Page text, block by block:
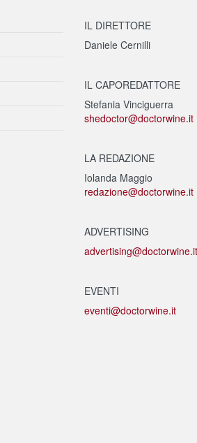
IL DIRETTORE
Daniele Cernilli
IL CAPOREDATTORE
Stefania Vinciguerra
shedoctor@doctorwine.it
LA REDAZIONE
Iolanda Maggio
redazione@doctorwine.it
ADVERTISING
advertising@doctorwine.it
EVENTI
eventi@doctorwine.it